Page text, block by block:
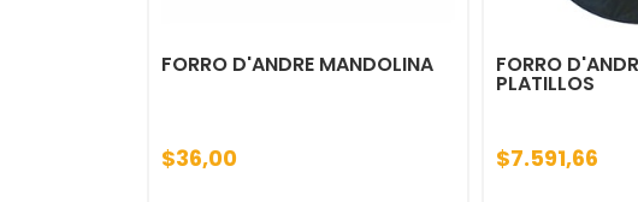
FORRO D'ANDRE MANDOLINA
$36,00
FORRO
PLATILLOS
$7.591,66